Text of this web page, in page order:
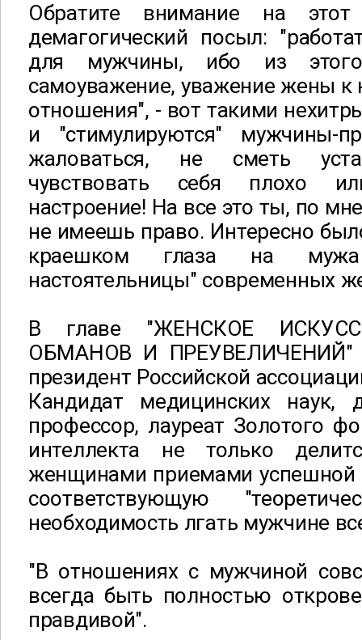
Обратите внимание на этот
демагогический посыл:
для мужчины, ибо из
самоуважение, уважение жены
отношения", - вот такими
и "стимулируются" мужчины-
жаловаться, не сметь
чувствовать себя плохо
настроение! На все это ты, по
не имеешь право. Интересно
краешком глаза на
настоятельницы" современных
В главе "ЖЕНСКОЕ
ОБМАНОВ И ПРЕУВЕЛИЧЕНИЙ"
президент Российской
Кандидат медицинских наук,
профессор, лауреат Золотого
интеллекта не только
женщинами приемами успешной
соответствующую
необходимость лгать мужчине
"В отношениях с мужчиной
всегда быть полностью
правдивой".